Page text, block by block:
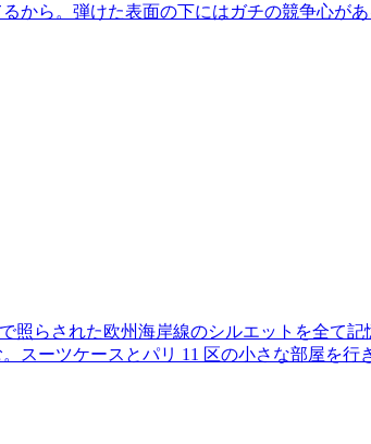
から。弾けた表面の下にはガチの競争心
照らされた欧州海岸線のシルエットを全て
スーツケースとパリ 11 区の小さな部屋を行